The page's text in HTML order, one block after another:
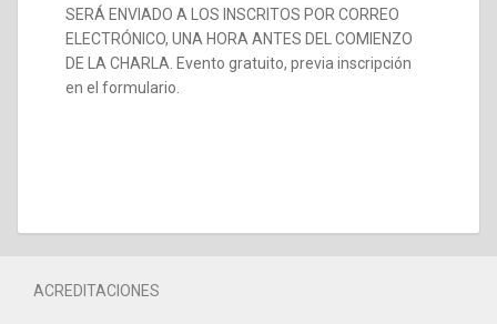
SERÁ ENVIADO A LOS INSCRITOS POR CORREO
ELECTRÓNICO, UNA HORA ANTES DEL COMIENZO
DE LA CHARLA. Evento gratuito, previa inscripción
en el formulario.
ACREDITACIONES